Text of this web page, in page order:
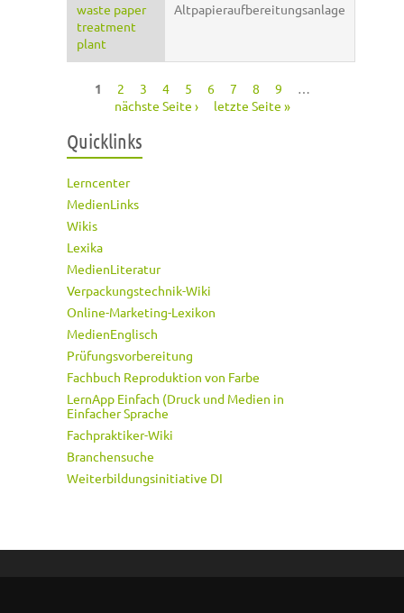
waste paper
treatment
plant
Altpapieraufbereitungsanlage
1 2 3 4 5 6 7 8 9
…
nächste Seite ›
letzte Seite »
Quicklinks
Lerncenter
MedienLinks
Wikis
Lexika
MedienLiteratur
Verpackungstechnik-Wiki
Online-Marketing-Lexikon
MedienEnglisch
Prüfungsvorbereitung
Fachbuch Reproduktion von Farbe
LernApp Einfach (Druck und Medien in
Einfacher Sprache
Fachpraktiker-Wiki
Branchensuche
Weiterbildungsinitiative DI